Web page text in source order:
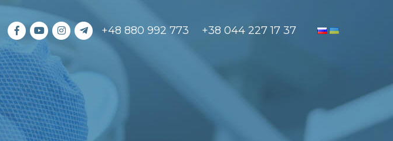
+48 880 992 773 +38 044 227 17 37